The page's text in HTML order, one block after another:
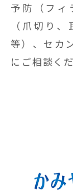
予防（フィ
（爪切り
等）、セカ
にご相談く